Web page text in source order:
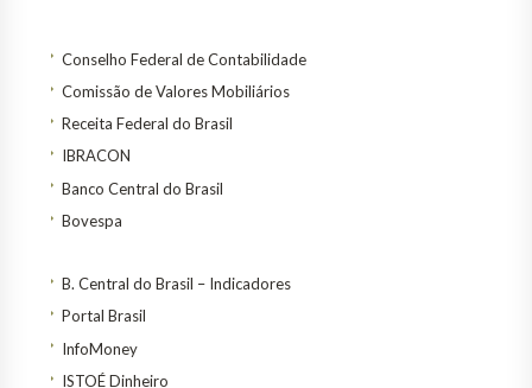
Conselho Federal de Contabilidade
Comissão de Valores Mobiliários
Receita Federal do Brasil
IBRACON
Banco Central do Brasil
Bovespa
B. Central do Brasil – Indicadores
Portal Brasil
InfoMoney
ISTOÉ Dinheiro